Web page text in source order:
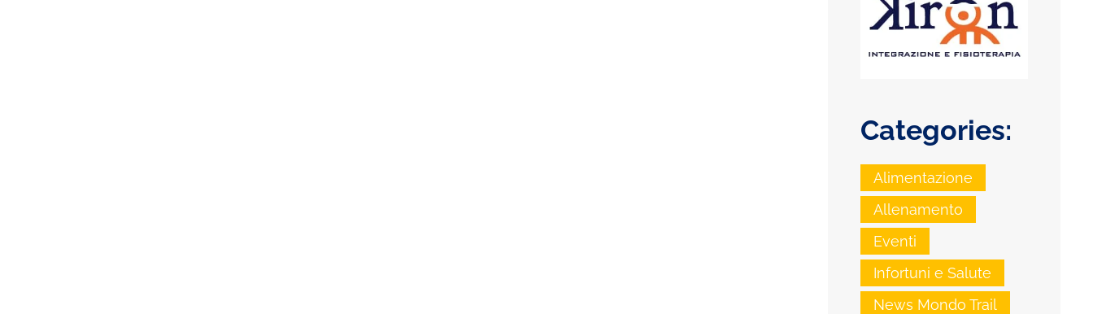
Categories:
Alimentazione
Allenamento
Eventi
Infortuni e Salute
News Mondo Trail